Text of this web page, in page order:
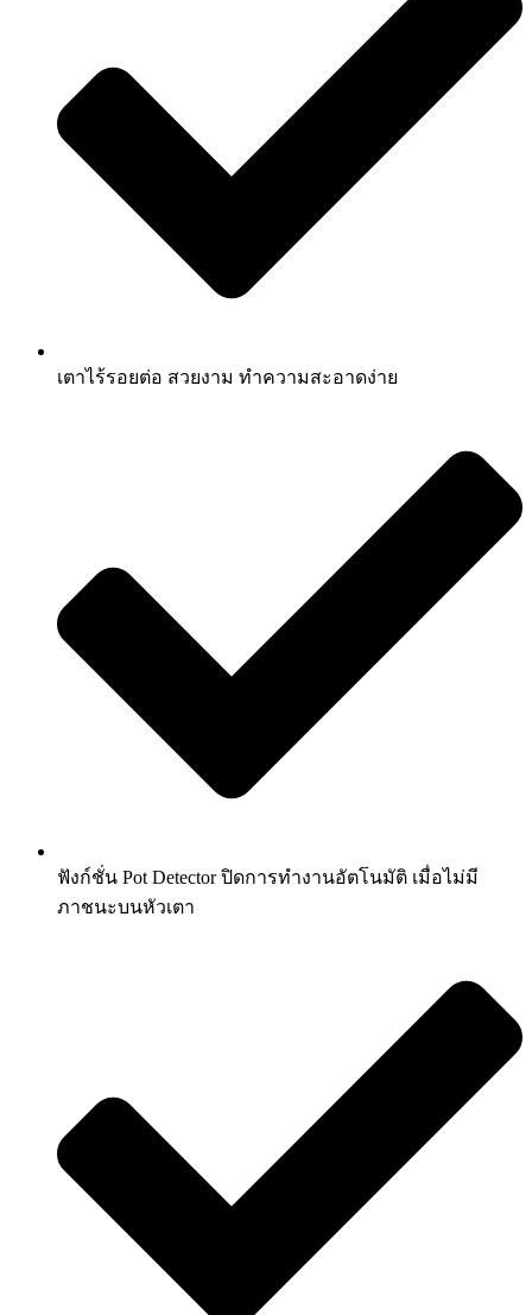
เตาไร้รอยต่อ สวยงาม ทำความสะอาดง่าย
ฟังก์ชั่น Pot Detector ปิดการทำงานอัตโนมัติ เมื่อไม่มี
ภาชนะบนหัวเตา